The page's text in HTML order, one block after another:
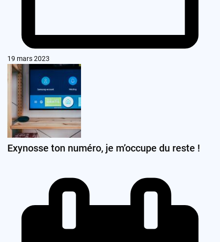
19 mars 2023
Exynosse ton numéro, je m’occupe du reste !